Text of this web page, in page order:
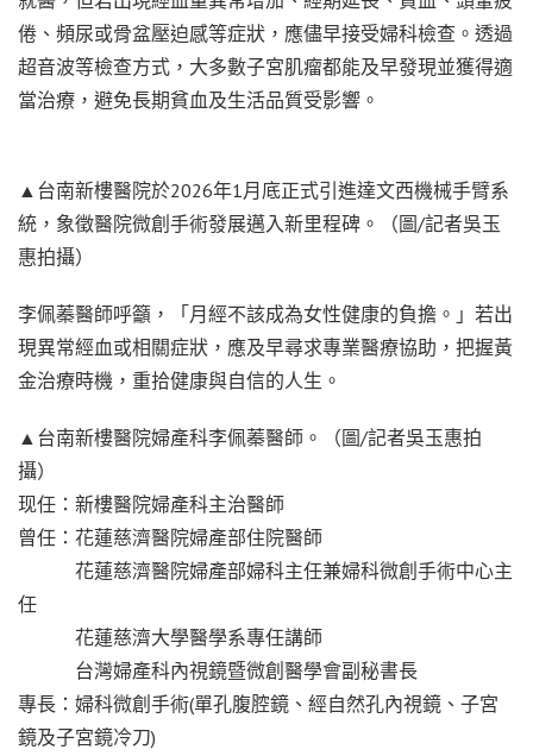
倦、頻尿或骨盆壓迫感等症狀，應儘早接受婦科檢查。透過
超音波等檢查方式，大多數子宮肌瘤都能及早發現並獲得適
當治療，避免長期貧血及生活品質受影響。
▲台南新樓醫院於2026年1月底正式引進達文西機械手臂系
統，象徵醫院微創手術發展邁入新里程碑。（圖/記者吳玉
惠拍攝）
李佩蓁醫師呼籲，「月經不該成為女性健康的負擔。」若出
現異常經血或相關症狀，應及早尋求專業醫療協助，把握黃
金治療時機，重拾健康與自信的人生。
▲台南新樓醫院婦產科李佩蓁醫師。（圖/記者吳玉惠拍
攝）
现任：新樓醫院婦產科主治醫師
曾任：花蓮慈濟醫院婦產部住院醫師
花蓮慈濟醫院婦產部婦科主任兼婦科微創手術中心主
任
花蓮慈濟大學醫學系專任講師
台灣婦產科內視鏡暨微創醫學會副秘書長
專長：婦科微創手術(單孔腹腔鏡、經自然孔內視鏡、子宮
鏡及子宮鏡冷刀)